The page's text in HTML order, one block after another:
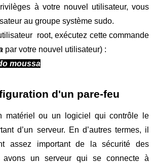
à votre nouvel utilisateur, vous
au groupe système sudo.
root, exécutez cette commande
par votre nouvel utilisateur) :
moussa
d'un pare-feu
matériel ou un logiciel qui contrôle le
d’un serveur. En d’autres termes, il
assez important de la sécurité des
avons un serveur qui se connecte à